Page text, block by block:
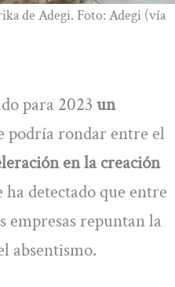
de Adegi. Foto: Adegi (vía
para 2023 un
podría rondar entre el
en la creación
detectado que entre
empresas repuntan la
absentismo.